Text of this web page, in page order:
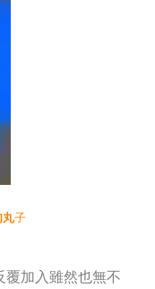
丸子
覆加入雖然也無不